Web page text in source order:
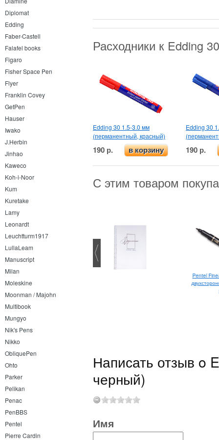
Diplomat
Edding
Faber-Castell
Falafel books
Figaro
Fisher Space Pen
Flyer
Franklin Covey
GetPen
Hauser
Iwako
J.Herbin
Jinhao
Kaweco
Koh-i-Noor
Kum
Kuretake
Lamy
Leonardt
Leuchtturm1917
LullaLeam
Manuscript
Milan
Moleskine
Moonman / Majohn
Multibook
Mungyo
Nik's Pens
Nikko
ObliquePen
Ohto
Parker
Pelikan
Penac
PenBBS
Pentel
Pierre Cardin
Расходники к Edding
Edding 30 1.5-3.0 мм
(перманентный, красный)
190 р. в корзину
Edding 30
190 р.
С этим товаром
Pentel
Написать отзыв o
черный)
Имя